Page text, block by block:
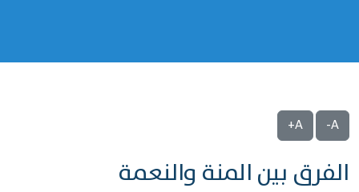
A-
A+
الفرق بين المنة والنعمة